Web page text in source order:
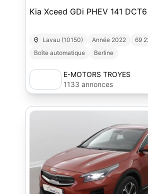
Kia Xceed GDi PHEV 141
Lavau (10150) Année 2022 69
Boîte automatique
Berline
E-MOTORS TROYES
1133 annonces